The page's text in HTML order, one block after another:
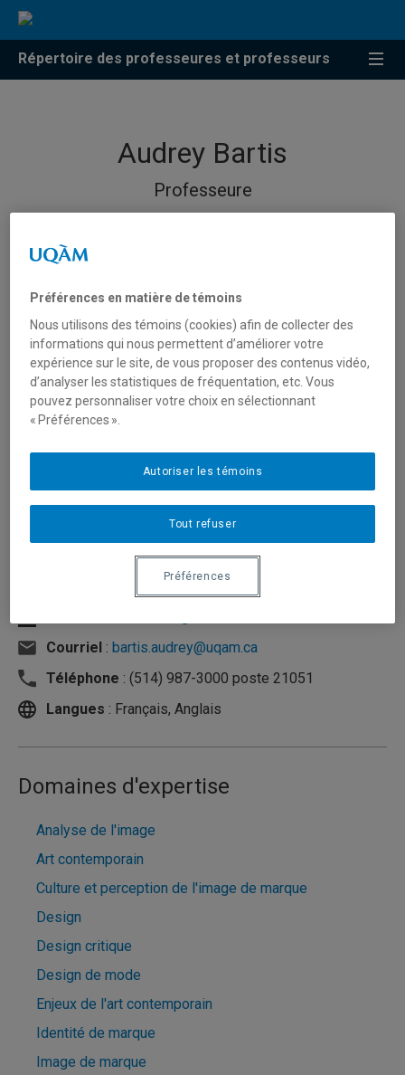
Répertoire des professeures et professeurs
Audrey Bartis
Professeure
Courriel : bartis.audrey@uqam.ca
Téléphone : (514) 987-3000 poste 21051
Langues : Français, Anglais
Domaines d'expertise
Analyse de l'image
Art contemporain
Culture et perception de l'image de marque
Design
Design critique
Design de mode
Enjeux de l'art contemporain
Identité de marque
Image de marque
Préférences en matière de témoins
Nous utilisons des témoins (cookies) afin de collecter des
informations qui nous permettent d’améliorer votre
expérience sur le site, de vous proposer des contenus vidéo,
d’analyser les statistiques de fréquentation, etc. Vous
pouvez personnaliser votre choix en sélectionnant
« Préférences ».
Tout refuser
Autoriser les témoins
Préférences